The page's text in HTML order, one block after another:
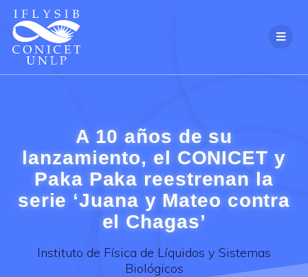
A 10 años de su
lanzamiento, el CONICET y
Paka Paka reestrenan la
serie ‘Juana y Mateo contra
el Chagas’
Instituto de Física de Líquidos y Sistemas
Biológicos